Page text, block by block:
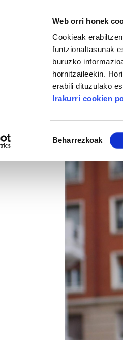
Web orri honek
Cookieak
funtzionaltasunak
buruzko
hornitzaileekin.
erabili dituzulako
Irakurri cookien
Beharrezkoak
MANU